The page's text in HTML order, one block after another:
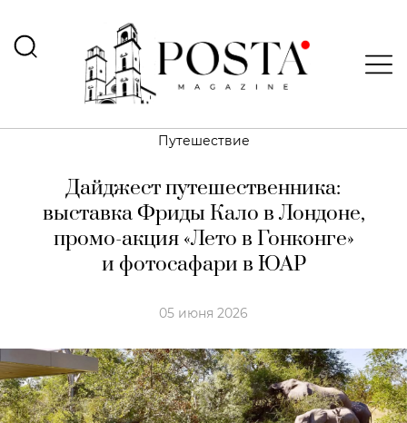
Путешествие
Дайджест путешественника:
выставка Фриды Кало в Лондоне,
промо-акция «Лето в Гонконге»
и фотосафари в ЮАР
05 июня 2026